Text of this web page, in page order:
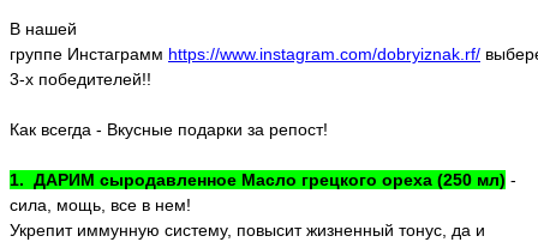
В нашей
группе Инстаграмм https://www.instagram.com/dobryiznak.rf/
3-х победителей!!
Как всегда - Вкусные подарки за репост!
1. ДАРИМ сыродавленное Масло грецкого ореха (250 мл) -
сила, мощь, все в нем!
Укрепит иммунную систему, повысит жизненный тонус, да и